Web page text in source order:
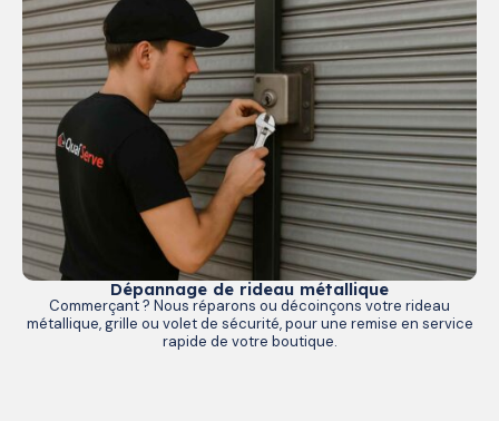
Dépannage de rideau métallique
Commerçant ? Nous réparons ou décoinçons votre rideau
métallique, grille ou volet de sécurité, pour une remise en service
rapide de votre boutique.